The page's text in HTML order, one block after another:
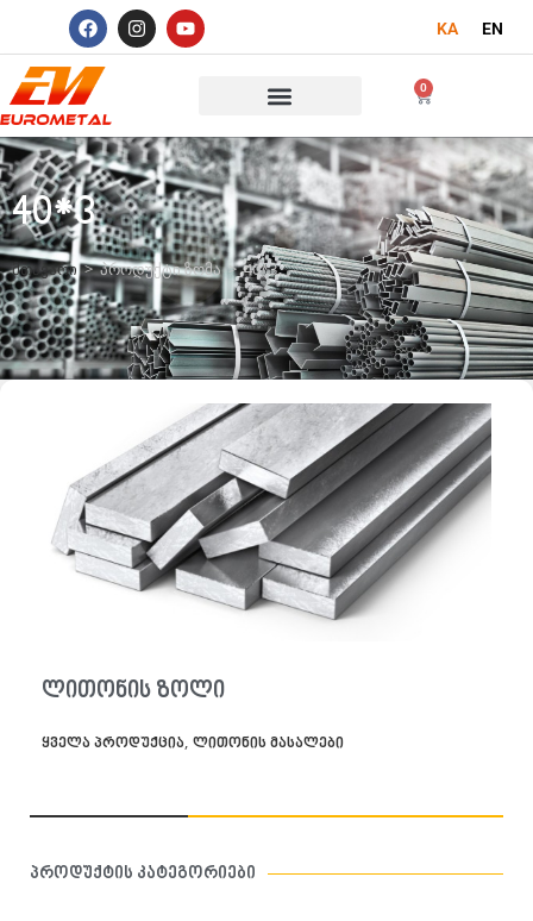
KA EN
0
40*3
მთავარი > პროდუქტი ზომა > 40*3
კალათაში დამატება
ლითონის ზოლი
ყველა პროდუქცია, ლითონის მასალები
პროდუქტის კატეგორიები